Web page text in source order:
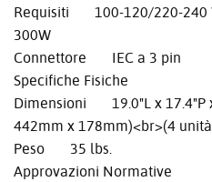
Requisiti 100-120/220-240
300W
Connettore IEC a 3 pin
Specifiche Fisiche
Dimensioni 19.0"L x 17.4"P
442mm x 178mm)<br>(4
Peso 35 lbs.
Approvazioni Normative